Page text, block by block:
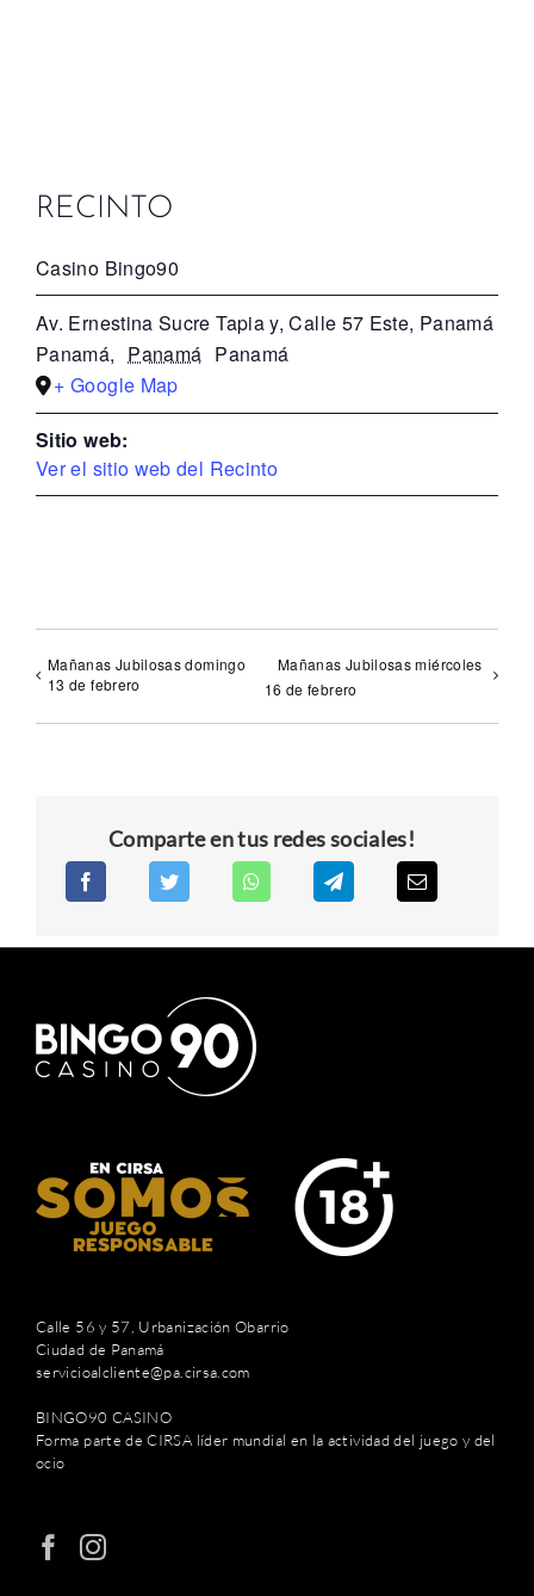
RECINTO
Casino Bingo90
Av. Ernestina Sucre Tapia y, Calle 57 Este, Panamá
Panamá, Panamá Panamá
+ Google Map
Sitio web:
Ver el sitio web del Recinto
Mañanas Jubilosas domingo
13 de febrero
Mañanas Jubilosas miércoles
16 de febrero
Comparte en tus redes sociales!
Calle 56 y 57, Urbanización Obarrio
Ciudad de Panamá
servicioalcliente@pa.cirsa.com
BINGO90 CASINO
Forma parte de CIRSA líder mundial en la actividad del juego y del
ocio